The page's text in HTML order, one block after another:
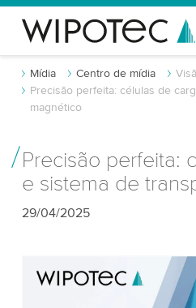
Mídia Centro de mídia
Precisão perfeita: células de
magnético
Precisão perfeita:
e sistema de
29/04/2025
Precisamos do seu
carregar o serviço de